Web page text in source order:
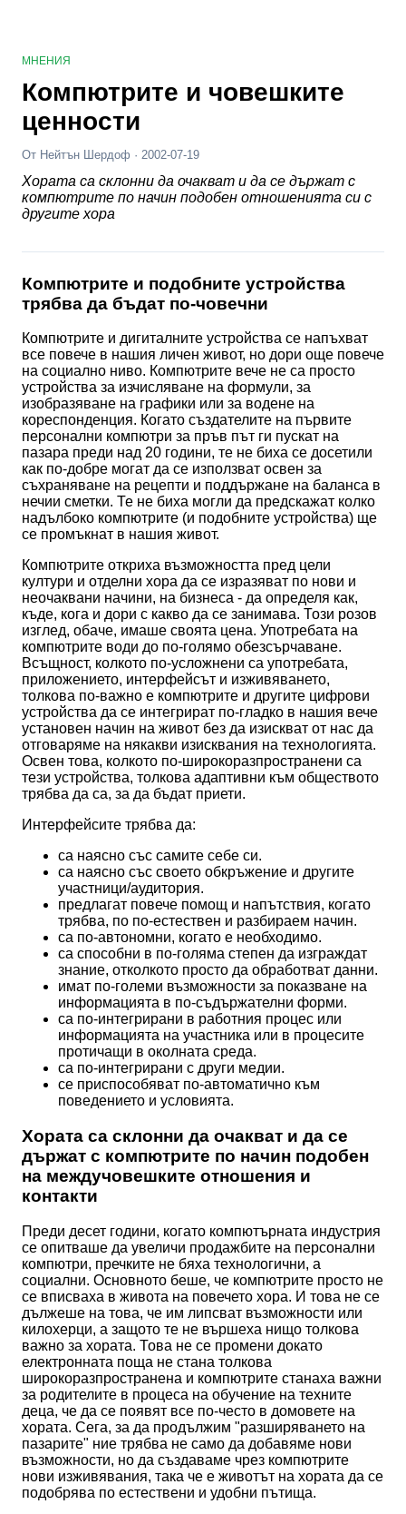
МНЕНИЯ
Компютрите и човешките
ценности
От Нейтън Шердоф · 2002-07-19
Хората са склонни да очакват и да се държат с
компютрите по начин подобен отношенията си с
другите хора
Компютрите и подобните устройства
трябва да бъдат по-човечни
Компютрите и дигиталните устройства се напъхват
все повече в нашия личен живот, но дори още повече
на социално ниво. Компютрите вече не са просто
устройства за изчисляване на формули, за
изобразяване на графики или за водене на
кореспонденция. Когато създателите на първите
персонални компютри за пръв път ги пускат на
пазара преди над 20 години, те не биха се досетили
как по-добре могат да се използват освен за
съхраняване на рецепти и поддържане на баланса в
нечии сметки. Те не биха могли да предскажат колко
надълбоко компютрите (и подобните устройства) ще
се промъкнат в нашия живот.
Компютрите откриха възможността пред цели
култури и отделни хора да се изразяват по нови и
неочаквани начини, на бизнеса - да определя как,
къде, кога и дори с какво да се занимава. Този розов
изглед, обаче, имаше своята цена. Употребата на
компютрите води до по-голямо обезсърчаване.
Всъщност, колкото по-усложнени са употребата,
приложението, интерфейсът и изживяването,
толкова по-важно е компютрите и другите цифрови
устройства да се интегрират по-гладко в нашия вече
установен начин на живот без да изискват от нас да
отговаряме на някакви изисквания на технологията.
Освен това, колкото по-широкоразпространени са
тези устройства, толкова адаптивни към обществото
трябва да са, за да бъдат приети.
Интерфейсите трябва да:
са наясно със самите себе си.
са наясно със своето обкръжение и другите
участници/аудитория.
предлагат повече помощ и напътствия, когато
трябва, по по-естествен и разбираем начин.
са по-автономни, когато е необходимо.
са способни в по-голяма степен да изграждат
знание, отколкото просто да обработват данни.
имат по-големи възможности за показване на
информацията в по-съдържателни форми.
са по-интегрирани в работния процес или
информацията на участника или в процесите
протичащи в околната среда.
са по-интегрирани с други медии.
се приспособяват по-автоматично към
поведението и условията.
Хората са склонни да очакват и да се
държат с компютрите по начин подобен
на междучовешките отношения и
контакти
Преди десет години, когато компютърната индустрия
се опитваше да увеличи продажбите на персонални
компютри, пречките не бяха технологични, а
социални. Основното беше, че компютрите просто не
се вписваха в живота на повечето хора. И това не се
дължеше на това, че им липсват възможности или
килохерци, а защото те не вършеха нищо толкова
важно за хората. Това не се промени докато
електронната поща не стана толкова
широкоразпространена и компютрите станаха важни
за родителите в процеса на обучение на техните
деца, че да се появят все по-често в домовете на
хората. Сега, за да продължим "разширяването на
пазарите" ние трябва не само да добавяме нови
възможности, но да създаваме чрез компютрите
нови изживявания, така че е животът на хората да се
подобрява по естествени и удобни пътища.